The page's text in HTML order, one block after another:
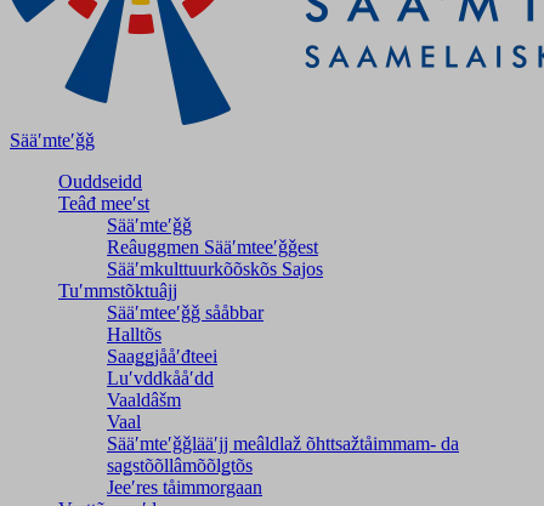
Sääʹmteʹǧǧ
Ouddseidd
Teâđ meeʹst
Sääʹmteʹǧǧ
Reâuggmen Sääʹmteeʹǧǧest
Sääʹmkulttuurkõõskõs Sajos
Tuʹmmstõktuâjj
Sääʹmteeʹǧǧ sååbbar
Halltõs
Saaǥǥjååʹđteei
Luʹvddkååʹdd
Vaaldâšm
Vaal
Sääʹmteʹǧǧlääʹjj meâldlaž õhttsažtåimmam- da
saǥstõõllâmõõlǥtõs
Jeeʹres tåimmorgaan